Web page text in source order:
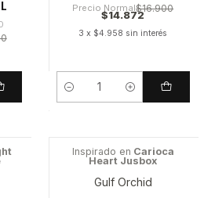
Precio Normal$16.900
$14.872
3 x $4.958 sin interés
Cantidad
Inspirado en Carioca
Heart Jusbox
Gulf Orchid